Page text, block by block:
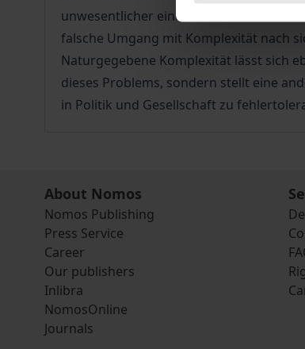
unwesentlicher eine Problemfacette
falsche Umgang mit Komplexität nach
Naturgegebene Komplexität lässt sich
dieses Problems, sondern stellt eine
in Politik und Gesellschaft zu
About Nomos
Nomos Publishing
Press Service
Career
Our publishers
Inlibra
NomosOnline
Journals